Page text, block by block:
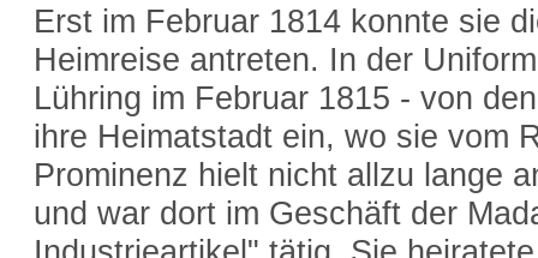
Erst im Februar 1814 konnte sie
Heimreise antreten. In der
Lühring im Februar 1815 - von
ihre Heimatstadt ein, wo sie vom
Prominenz hielt nicht allzu lange
und war dort im Geschäft der